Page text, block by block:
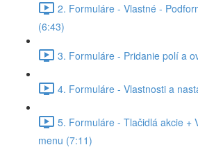
2. Formuláre - Vlastné -
(6:43)
3. Formuláre - Pridanie polí a
4. Formuláre - Vlastnosti a
5. Formuláre - Tlačidlá akcie +
menu (7:11)